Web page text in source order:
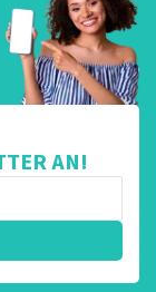
AN!